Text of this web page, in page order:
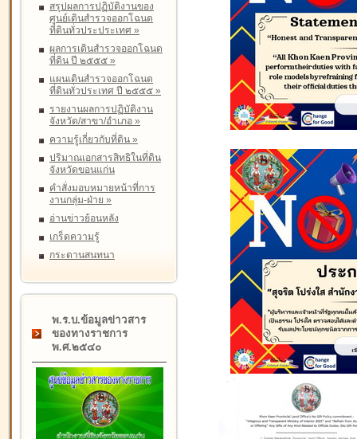
สรุปผลการปฏิบัติงานของ
ศูนย์เดินสำรวจออกโฉนด
ที่ดินทั่วประประเทศ »
ผลการเดินสำรวจออกโฉนด
ที่ดิน ปี ๒๕๕๕ »
แผนเดินสำรวจออกโฉนด
ที่ดินทั่วประเทศ ปี ๒๕๕๕ »
รายงานผลการปฏิบัติงาน
จังหวัด/สาขา/อำเภอ »
ความรู้เกี่ยวกับที่ดิน »
ปริมาณเอกสารสิทธิในที่ดิน
จังหวัดขอนแก่น
คำสั่งมอบหมายหน้าที่การ
งานกลุ่ม-ฝ่าย »
อ่านข่าวย้อนหลัง
เกร็ดความรู้
กระดานสนทนา
พ.ร.บ.ข้อมูลข่าวสาร
ของทางราชการ
พ.ศ.๒๕๔๐